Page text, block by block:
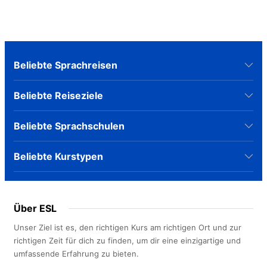
Beliebte Sprachreisen
Beliebte Reiseziele
Beliebte Sprachschulen
Beliebte Kurstypen
Über ESL
Unser Ziel ist es, den richtigen Kurs am richtigen Ort und zur
richtigen Zeit für dich zu finden, um dir eine einzigartige und
umfassende Erfahrung zu bieten.